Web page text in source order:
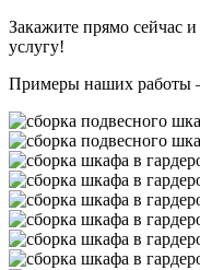
Закажите прямо сейчас
услугу!
Примеры наших работы